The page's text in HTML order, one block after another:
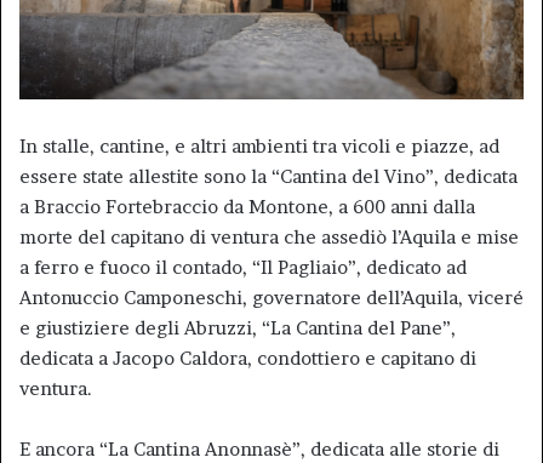
In stalle, cantine, e altri ambienti tra vicoli e piazze, ad
essere state allestite sono la “Cantina del Vino”, dedicata
a Braccio Fortebraccio da Montone, a 600 anni dalla
morte del capitano di ventura che assediò l’Aquila e mise
a ferro e fuoco il contado, “Il Pagliaio”, dedicato ad
Antonuccio Camponeschi, governatore dell’Aquila, viceré
e giustiziere degli Abruzzi, “La Cantina del Pane”,
dedicata a Jacopo Caldora, condottiero e capitano di
ventura.
E ancora “La Cantina Anonnasè”, dedicata alle storie di